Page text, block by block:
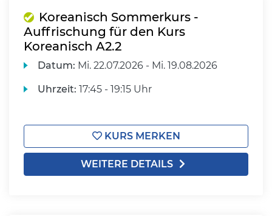
Koreanisch Sommerkurs -
Auffrischung für den Kurs
Koreanisch A2.2
Datum: Mi. 22.07.2026 - Mi. 19.08.2026
Uhrzeit: 17:45 - 19:15 Uhr
KURS MERKEN
WEITERE DETAILS